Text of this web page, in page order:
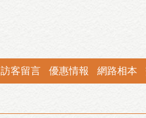
訪客留言 優惠情報 網路相本